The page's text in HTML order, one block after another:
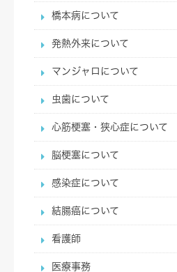
橋本病について
発熱外来について
マンジャロについて
虫歯について
心筋梗塞・狭心症について
脳梗塞について
感染症について
結腸癌について
看護師
医療事務